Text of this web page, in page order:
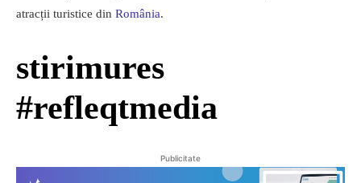
atracții turistice din România.
stirimures
#refleqtmedia
Publicitate